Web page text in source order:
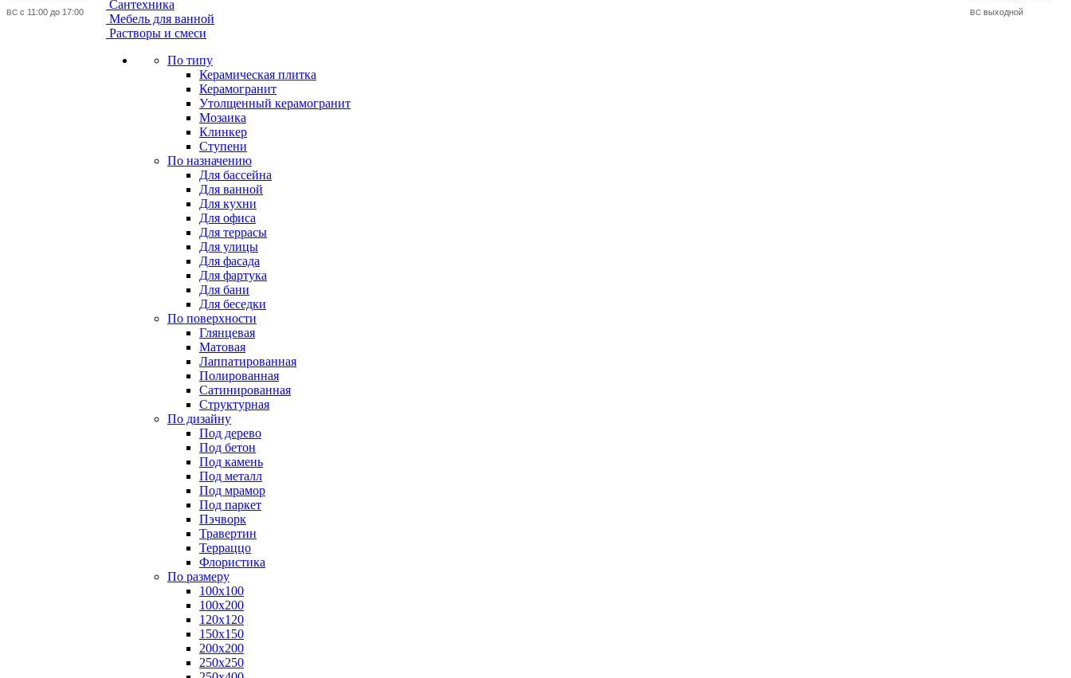
ВС с 11:00 до 17:00 ВС выходной
Сантехника
Мебель для ванной
Растворы и смеси
По типу
Керамическая плитка
Керамогранит
Утолщенный керамогранит
Мозаика
Клинкер
Ступени
По назначению
Для бассейна
Для ванной
Для кухни
Для офиса
Для террасы
Для улицы
Для фасада
Для фартука
Для бани
Для беседки
По поверхности
Глянцевая
Матовая
Лаппатированная
Полированная
Сатинированная
Структурная
По дизайну
Под дерево
Под бетон
Под камень
Под металл
Под мрамор
Под паркет
Пэчворк
Травертин
Терраццо
Флористика
По размеру
100х100
100х200
120х120
150х150
200х200
250х250